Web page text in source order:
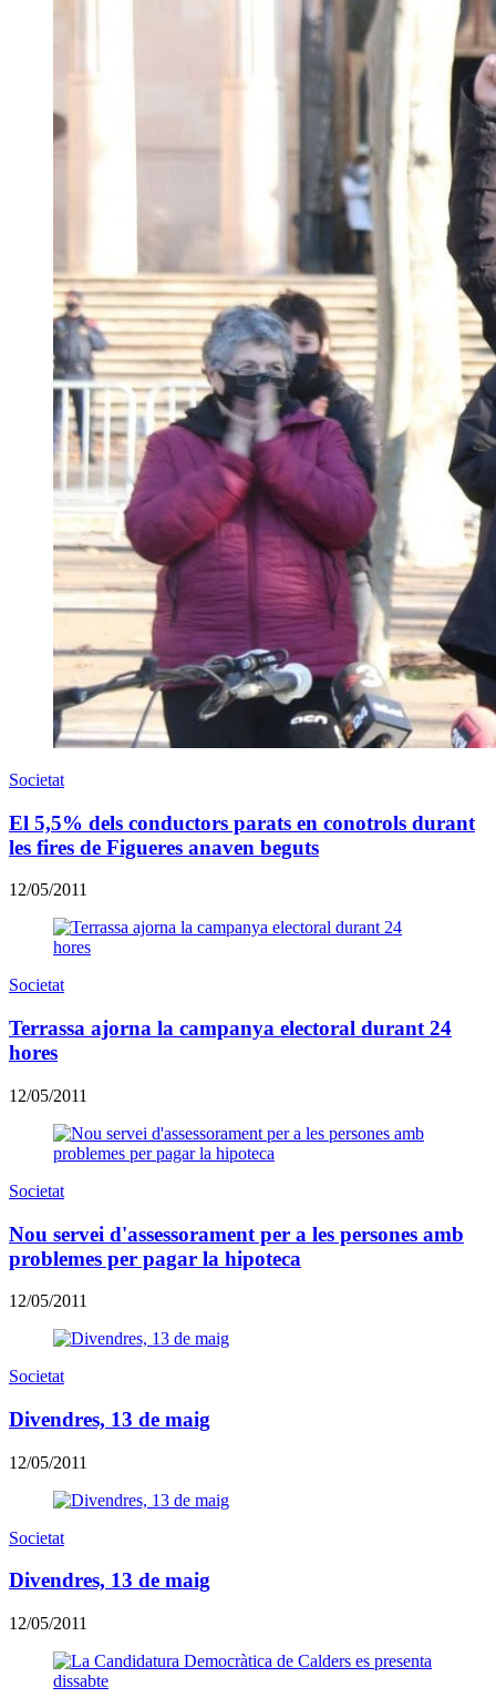
Societat
El 5,5% dels conductors parats en conotrols durant
les fires de Figueres anaven beguts
12/05/2011
Societat
Terrassa ajorna la campanya electoral durant 24
hores
12/05/2011
Societat
Nou servei d'assessorament per a les persones amb
problemes per pagar la hipoteca
12/05/2011
Societat
Divendres, 13 de maig
12/05/2011
Societat
Divendres, 13 de maig
12/05/2011